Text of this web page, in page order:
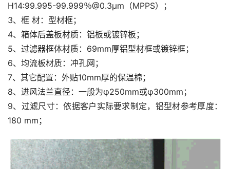
H14:99.995-99.999％@0.3μm（MPPS）；
3、框 材：型材框；
4、箱体后盖板材质：铝板或镀锌板；
5、过滤器框体材质：69mm厚铝型材框或镀锌框；
6、均流板材质：冲孔网；
7、其它配置：外贴10mm厚的保温棉；
8、进风法兰直径：一般为φ250mm或φ300mm；
9、过滤尺寸：依据客户实际要求制定，铝型材参考厚度：
180 mm；